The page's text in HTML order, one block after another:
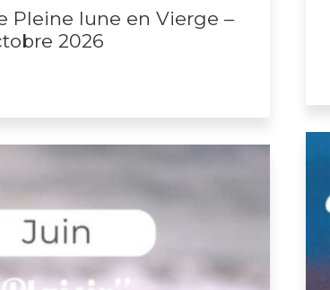
Pleine lune en Vierge –
2026